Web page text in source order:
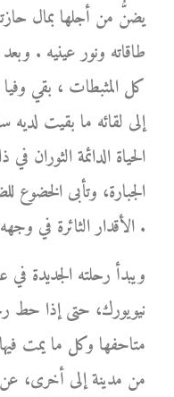
يضنُّ من أجلها بمال
طاقاته ونور عينيه .
كل المثبطات ، بقي
إلى لقائه ما بقيت لديه
الحياة الدائمة الثوران
الجبارة، وتأبى
الأقدار الثائرة في وجهه .
ويبدأ رحلته الجديدة في
نيويورك، حتى إذا حط
متاحفها وكل ما يمت
من مدينة إلى أخرى، عن